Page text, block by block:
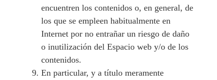
encuentren los contenidos o, en general, de
los que se empleen habitualmente en
Internet por no entrañar un riesgo de daño
o inutilización del Espacio web y/o de los
contenidos.
En particular, y a título meramente